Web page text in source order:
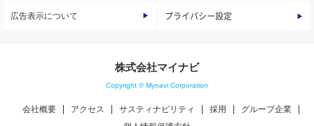
広告表示について プライバシー設定
株式会社マイナビ
Copyright © Mynavi Corporation
会社概要 アクセス サスティナビリティ 採用
グループ企業